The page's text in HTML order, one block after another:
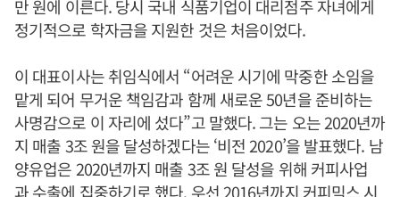
만 원에 이른다. 당시 국내 식품기업이 대리점주 자녀에게
정기적으로 학자금을 지원한 것은 처음이었다.
이 대표이사는 취임식에서 “어려운 시기에 막중한 소임을
맡게 되어 무거운 책임감과 함께 새로운 50년을 준비하는
사명감으로 이 자리에 섰다”고 말했다. 그는 오는 2020년까
지 매출 3조 원을 달성하겠다는 ‘비전 2020’을 발표했다. 남
양유업은 2020년까지 매출 3조 원 달성을 위해 커피사업
과 수출에 집중하기로 했다. 우선 2016년까지 커피믹스 시